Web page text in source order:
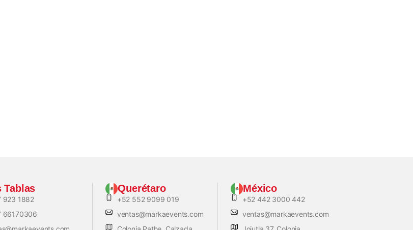
Tablas
923 1882
66170306
Querétaro
+52 552 9099 019
ventas@markaevents.com
México
+52 442 3000 442
ventas@markaevents.com